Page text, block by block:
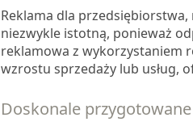
Reklama dla
niezwykle istotną, ponieważ
reklamowa z wykorzystaniem
wzrostu sprzedaży lub usług,
Doskonale